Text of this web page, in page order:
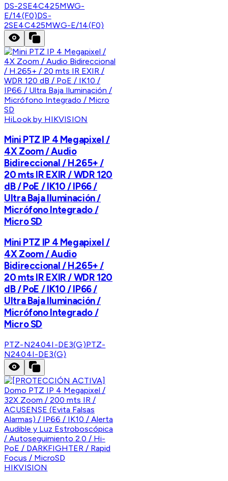
DS-2SE4C425MWG-
E/14(F0)DS-
2SE4C425MWG-E/14(F0)
HiLook by HIKVISION
Mini PTZ IP 4 Megapixel /
4X Zoom / Audio
Bidireccional / H.265+ /
20 mts IR EXIR / WDR 120
dB / PoE / IK10 / IP66 /
Ultra Baja Iluminación /
Micrófono Integrado /
Micro SD
Mini PTZ IP 4 Megapixel /
4X Zoom / Audio
Bidireccional / H.265+ /
20 mts IR EXIR / WDR 120
dB / PoE / IK10 / IP66 /
Ultra Baja Iluminación /
Micrófono Integrado /
Micro SD
PTZ-N2404I-DE3(G)PTZ-
N2404I-DE3(G)
HIKVISION